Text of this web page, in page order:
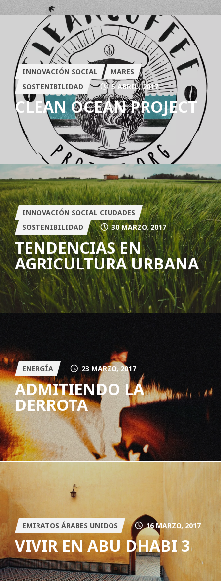
INNOVACIÓN SOCIAL
MARES
SOSTENIBILIDAD
5 ABRIL, 2017
CLEAN OCEAN PROJECT
INNOVACIÓN SOCIAL CIUDADES
SOSTENIBILIDAD
30 MARZO, 2017
TENDENCIAS EN
AGRICULTURA URBANA
ENERGÍA 23 MARZO, 2017
ADMITIENDO LA
DERROTA
EMIRATOS ÁRABES UNIDOS 16 MARZO, 2017
VIVIR EN ABU DHABI 3